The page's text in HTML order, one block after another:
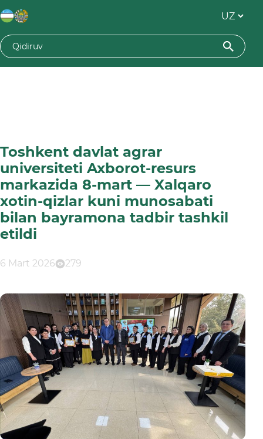
Toshkent davlat agrar
universiteti Axborot-resurs
markazida 8-mart — Xalqaro
xotin-qizlar kuni munosabati
bilan bayramona tadbir tashkil
etildi
6 Mart 2026 279